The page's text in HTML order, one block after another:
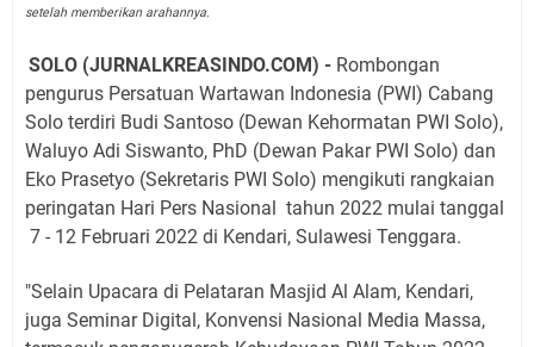
setelah memberikan arahannya.
SOLO (JURNALKREASINDO.COM) - Rombongan
pengurus Persatuan Wartawan Indonesia (PWI) Cabang
Solo terdiri Budi Santoso (Dewan Kehormatan PWI Solo),
Waluyo Adi Siswanto, PhD (Dewan Pakar PWI Solo) dan
Eko Prasetyo (Sekretaris PWI Solo) mengikuti rangkaian
peringatan Hari Pers Nasional tahun 2022 mulai tanggal
7 - 12 Februari 2022 di Kendari, Sulawesi Tenggara.
"Selain Upacara di Pelataran Masjid Al Alam, Kendari,
juga Seminar Digital, Konvensi Nasional Media Massa,